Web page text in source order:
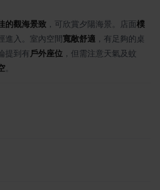
的觀海景致 ，可欣賞夕陽海景。店面樸
進入。室內空間寬敞舒適 ，有足夠的桌
提到有 戶外座位 ，但需注意天氣及蚊